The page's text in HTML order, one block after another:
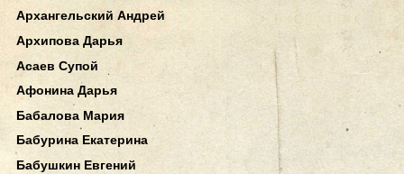
Архангельский Андрей
Архипова Дарья
Асаев Супой
Афонина Дарья
Бабалова Мария
Бабурина Екатерина
Бабушкин Евгений